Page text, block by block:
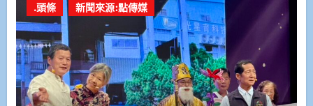
.頭條 新聞來源:點傳媒